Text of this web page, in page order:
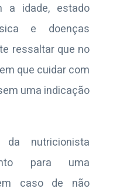
a idade, estado
e doenças
ressaltar que no
que cuidar com
uma indicação
nutricionista
para uma
caso de não